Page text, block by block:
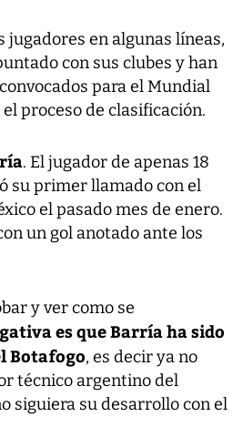
jugadores en algunas líneas,
con sus clubes y han
para el Mundial
proceso de clasificación.
. El jugador de apenas 18
su primer llamado con el
el pasado mes de enero.
un gol anotado ante los
y ver como se
es que Barría ha sido
Botafogo, es decir ya no
técnico argentino del
siguiera su desarrollo con el